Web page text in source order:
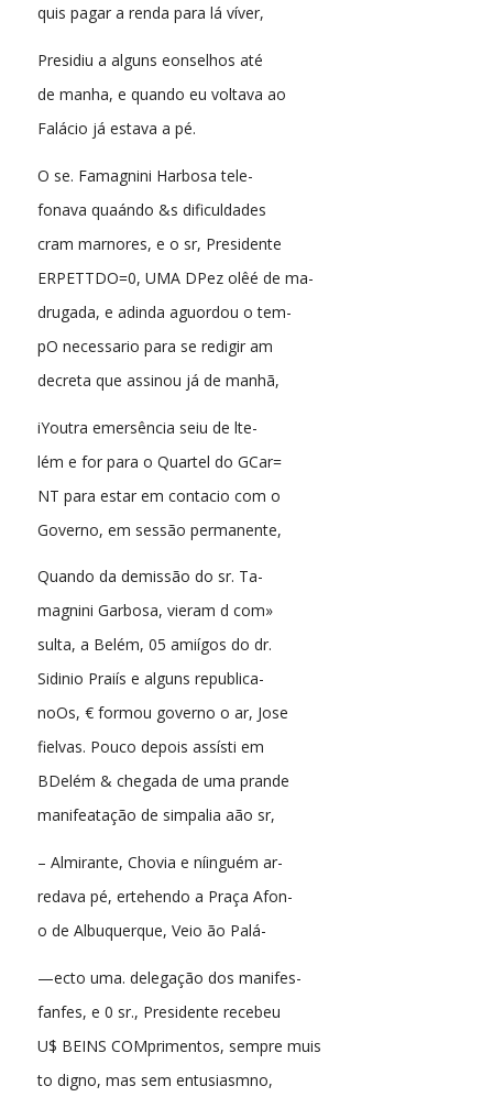
quis pagar a renda para lá víver,
Presidiu a alguns eonselhos até
de manha, e quando eu voltava ao
Falácio já estava a pé.
O se. Famagnini Harbosa tele-
fonava quaándo &s dificuldades
cram marnores, e o sr, Presidente
ERPETTDO=0, UMA DPez olêé de ma-
drugada, e adinda aguordou o tem-
pO necessario para se redigir am
decreta que assinou já de manhã,
iYoutra emersência seiu de lte-
lém e for para o Quartel do GCar=
NT para estar em contacio com o
Governo, em sessão permanente,
Quando da demissão do sr. Ta-
magnini Garbosa, vieram d com»
sulta, a Belém, 05 amiígos do dr.
Sidinio Praiís e alguns republica-
noOs, € formou governo o ar, Jose
fielvas. Pouco depois assísti em
BDelém & chegada de uma prande
manifeatação de simpalia aão sr,
– Almirante, Chovia e níinguém ar-
redava pé, ertehendo a Praça Afon-
o de Albuquerque, Veio ão Palá-
—ecto uma. delegação dos manifes-
fanfes, e 0 sr., Presidente recebeu
U$ BEINS COMprimentos, sempre muis
to digno, mas sem entusiasmno,